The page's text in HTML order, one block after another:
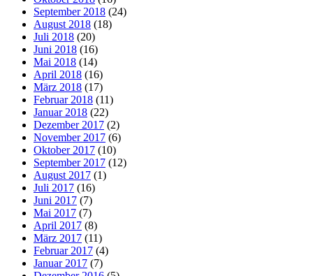
September 2018 (24)
August 2018 (18)
Juli 2018 (20)
Juni 2018 (16)
Mai 2018 (14)
April 2018 (16)
März 2018 (17)
Februar 2018 (11)
Januar 2018 (22)
Dezember 2017 (2)
November 2017 (6)
Oktober 2017 (10)
September 2017 (12)
August 2017 (1)
Juli 2017 (16)
Juni 2017 (7)
Mai 2017 (7)
April 2017 (8)
März 2017 (11)
Februar 2017 (4)
Januar 2017 (7)